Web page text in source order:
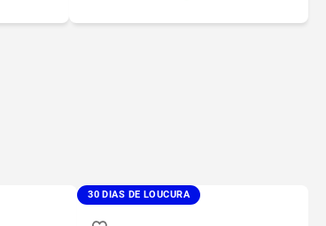
30 DIAS DE LOUCURA